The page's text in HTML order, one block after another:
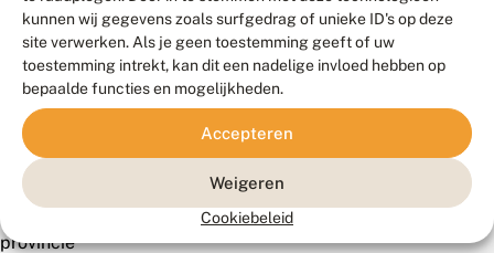
kunnen wij gegevens zoals surfgedrag of unieke ID's op deze
site verwerken. Als je geen toestemming geeft of uw
toestemming intrekt, kan dit een nadelige invloed hebben op
bepaalde functies en mogelijkheden.
Accepteren
Weigeren
Cookiebeleid
twee
nachtvlinders
gevonden
nog
niet
provincie